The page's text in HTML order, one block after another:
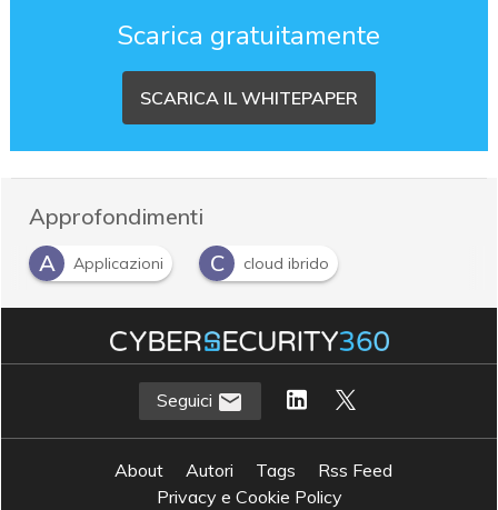
Scarica gratuitamente
SCARICA IL WHITEPAPER
Approfondimenti
A
Applicazioni C cloud ibrido
Seguici
About Autori Tags
Rss Feed
Privacy e Cookie Policy